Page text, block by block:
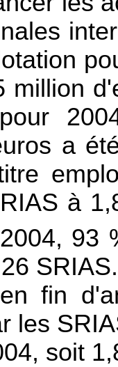
million
a
à
93
fin
les
soit